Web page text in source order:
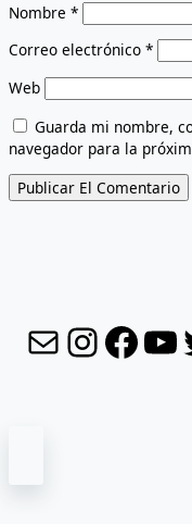
Nombre *
Correo electrónico *
Web
Guarda mi nombre,
navegador para la
Correo